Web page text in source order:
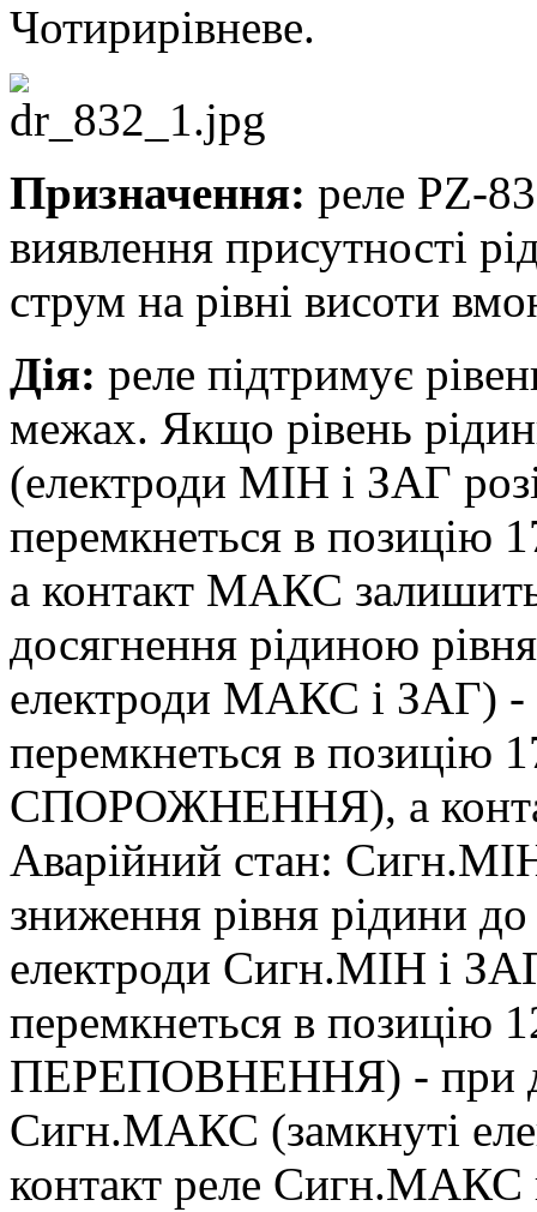
Чотирирівневе.
Призначення: реле PZ-
виявлення присутності
струм на рівні висоти
Дія: реле підтримує
межах. Якщо рівень
(електроди МІН і ЗАГ
перемкнеться в
а контакт МАКС
досягнення рідиною
електроди МАКС і ЗАГ) -
перемкнеться в позицію
СПОРОЖНЕННЯ), а
Аварійний стан:
зниження рівня рідини
електроди Сигн.МІН і
перемкнеться в
ПЕРЕПОВНЕННЯ) - при
Сигн.МАКС (замкнуті
контакт реле Сигн.МАКС